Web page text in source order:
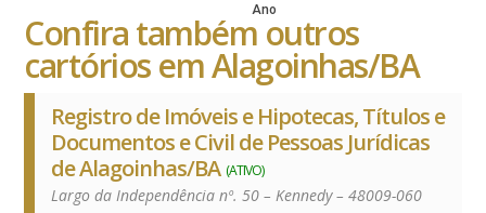
Ano
Confira também outros
cartórios em Alagoinhas/BA
Registro de Imóveis e Hipotecas, Títulos e
Documentos e Civil de Pessoas Jurídicas
de Alagoinhas/BA (ATIVO)
Largo da Independência nº. 50 – Kennedy – 48009-060